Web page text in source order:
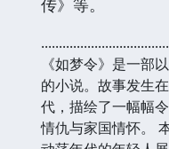
....................................
《如梦令》是一部
的小说。故事发生
代，描绘了一幅幅
情仇与家国情怀。